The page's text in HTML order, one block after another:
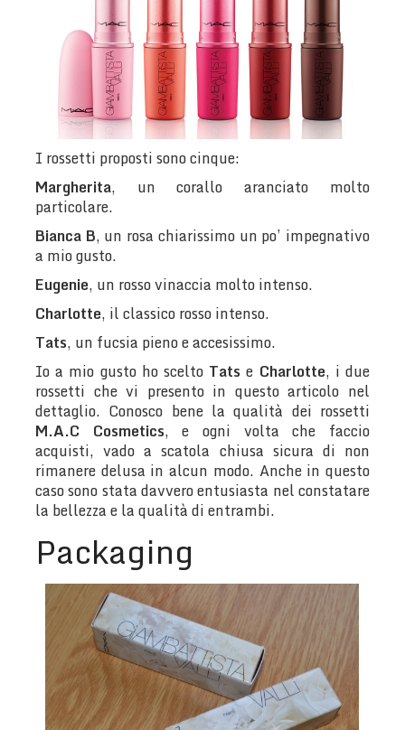
I rossetti proposti sono cinque:
Margherita, un corallo aranciato molto
particolare.
Bianca B, un rosa chiarissimo un po’ impegnativo
a mio gusto.
Eugenie, un rosso vinaccia molto intenso.
Charlotte, il classico rosso intenso.
Tats, un fucsia pieno e accesissimo.
Io a mio gusto ho scelto Tats e Charlotte, i due
rossetti che vi presento in questo articolo nel
dettaglio. Conosco bene la qualità dei rossetti
M.A.C Cosmetics, e ogni volta che faccio
acquisti, vado a scatola chiusa sicura di non
rimanere delusa in alcun modo. Anche in questo
caso sono stata davvero entusiasta nel constatare
la bellezza e la qualità di entrambi.
Packaging